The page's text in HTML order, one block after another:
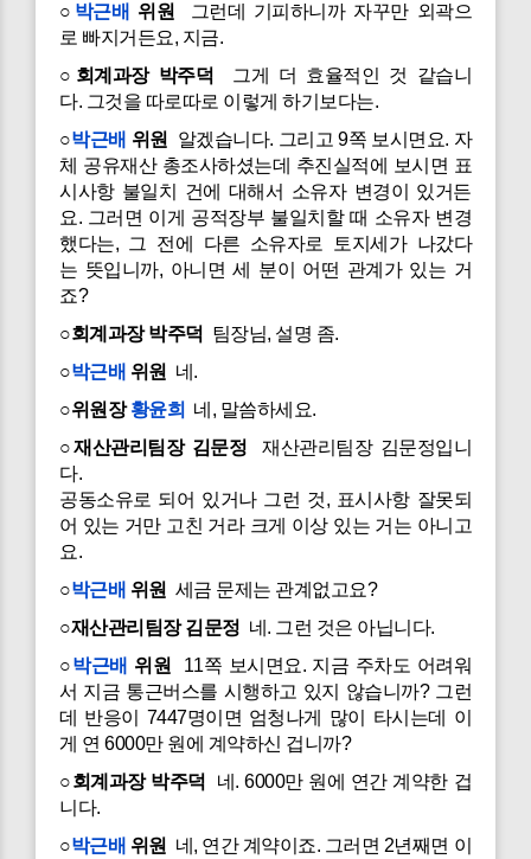
○ 박근배 위원
그런데 기피하니까 자꾸만 외곽으
로 빠지거든요, 지금.
○회계과장 박주덕 그게 더 효율적인 것 같습니
다. 그것을 따로따로 이렇게 하기보다는.
○박근배 위원
알겠습니다. 그리고 9쪽 보시면요. 자
체 공유재산 총조사하셨는데 추진실적에 보시면 표
시사항 불일치 건에 대해서 소유자 변경이 있거든
요. 그러면 이게 공적장부 불일치할 때 소유자 변경
했다는, 그 전에 다른 소유자로 토지세가 나갔다
는 뜻입니까, 아니면 세 분이 어떤 관계가 있는 거
죠?
○회계과장 박주덕 팀장님, 설명 좀.
○박근배 위원
네.
○위원장황윤희
네, 말씀하세요.
○재산관리팀장 김문정 재산관리팀장 김문정입니
다.
공동소유로 되어 있거나 그런 것, 표시사항 잘못되
어 있는 거만 고친 거라 크게 이상 있는 거는 아니고
요.
○박근배 위원 세금 문제는 관계없고요?
○재산관리팀장 김문정 네. 그런 것은 아닙니다.
○박근배 위원
11쪽 보시면요. 지금 주차도 어려워
서 지금 통근버스를 시행하고 있지 않습니까? 그런
데 반응이 7447명이면 엄청나게 많이 타시는데 이
게 연 6000만 원에 계약하신 겁니까?
○회계과장 박주덕 네. 6000만 원에 연간 계약한 겁
니다.
○박근배 위원
네, 연간 계약이죠. 그러면 2년째면 이